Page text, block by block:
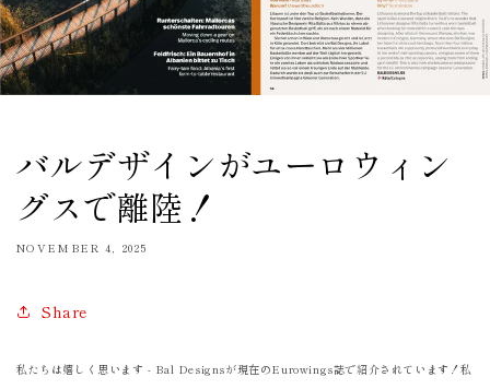
バルデザインがユーロウィン
グスで離陸！
NOVEMBER 4, 2025
Share
私たちは嬉しく思います - Bal Designsが現在のEurowings誌で紹介されています！私